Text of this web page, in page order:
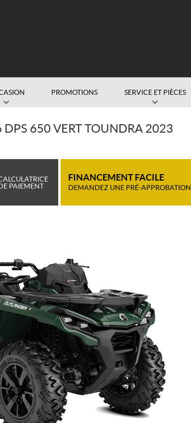
PROMOTIONS SERVICE ET PIÈCES
650 VERT TOUNDRA 2023
PAIEMENT
FINANCEMENT FACILE
DEMANDEZ UNE PRÉ-APPROBATION